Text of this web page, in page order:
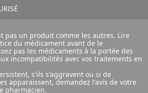
pas un produit comme les autres. Lire
du médicament avant de le
pas les médicaments à la portée des
incompatibilités avec vos traitements en
s'ils s'aggravent ou si de
apparaissent, demandez l'avis de votre
pharmacien.